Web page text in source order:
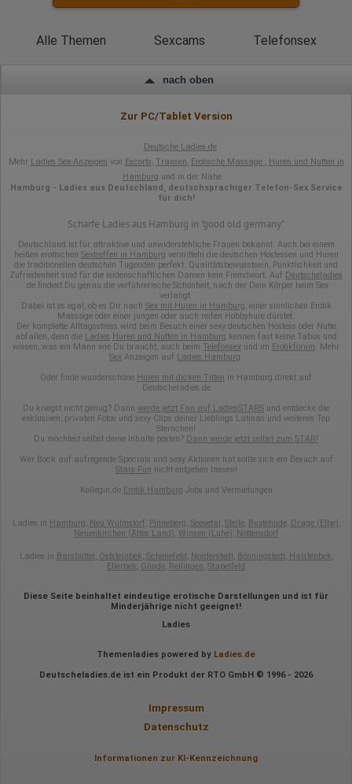
Alle Themen Sexcams Telefonsex
nach oben
Zur PC/Tablet Version
Deutsche Ladies.de
Mehr Ladies Sex-Anzeigen von Escorts, Transen, Erotische Massage , Huren und Nutten in
Hamburg und in der Nähe
Hamburg - Ladies aus Deutschland, deutschsprachiger Telefon-Sex Service
für dich!
Scharfe Ladies aus Hamburg in "good old germany"
Deutschland ist für attraktive und unwiderstehliche Frauen bekannt. Auch bei einem
heißen erotischen Sextreffen in Hamburg vermitteln die deutschen Hostessen und Huren
die traditionellen deutschen Tugenden perfekt. Qualitätsbewusstsein, Pünktlichkeit und
Zufriedenheit sind für die leidenschaftlichen Damen kein Fremdwort. Auf Deutscheladies
.de findest Du genau die verführerische Schönheit, nach der Dein Körper beim Sex
verlangt.
Dabei ist es egal, ob es Dir nach Sex mit Huren in Hamburg, einer sinnlichen Erotik
Massage oder einer jungen oder auch reifen Hobbyhure dürstet.
Der komplette Alltagsstress wird beim Besuch einer sexy deutschen Hostess oder Nutte
abfallen, denn die Ladies Huren und Nutten in Hamburg kennen fast keine Tabus und
wissen, was ein Mann wie Du braucht, auch beim Telefonsex und im Erotikforum. Mehr
Sex Anzeigen auf Ladies Hamburg.
Oder finde wunderschöne Huren mit dicken Titten in Hamburg direkt auf
Deutscheladies.de
Du kriegst nicht genug? Dann werde jetzt Fan auf LadiesSTARS und entdecke die
exklusiven, privaten Fotos und sexy Clips deiner Lieblings Latinas und weiteren Top
Sternchen!
Du möchtest selbst deine Inhalte posten? Dann werde jetzt selbst zum STAR!
Wer Bock auf aufregende Specials und sexy Aktionen hat sollte sich ein Besuch auf
Stars-Fun nicht entgehen lassen!
Kollegin.de Erotik Hamburg Jobs und Vermietungen
Ladies in Hamburg, Neu Wulmstorf, Pinneberg, Seevetal , Stelle, Buxtehude, Drage (Elbe),
Neuenkirchen (Altes Land), Winsen (Luhe), Nottensdorf
Ladies in Barsbüttel , Oststeinbek, Schenefeld , Norderstedt, Bönningstedt, Halstenbek,
Ellerbek, Glinde, Rellingen, Stapelfeld
Diese Seite beinhaltet eindeutige erotische Darstellungen und ist für
Minderjährige nicht geeignet!
Ladies
Themenladies powered by Ladies.de
Deutscheladies.de ist ein Produkt der RTO GmbH © 1996 - 2026
Impressum
Datenschutz
Informationen zur KI-Kennzeichnung